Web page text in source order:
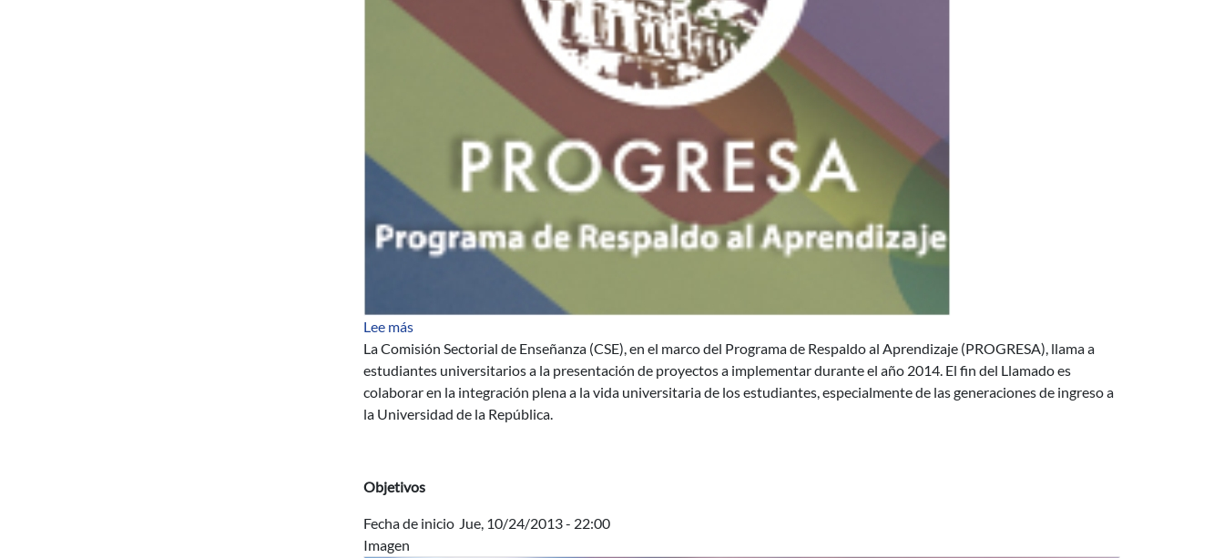
Lee mássobre Llamado a la presentación de proyectos estudiantiles para dinamizar la vida universitaria - 2014
La Comisión Sectorial de Enseñanza (CSE), en el marco del Programa de Respaldo al Aprendizaje (PROGRESA), llama a
estudiantes universitarios a la presentación de proyectos a implementar durante el año 2014. El fin del Llamado es
colaborar en la integración plena a la vida universitaria de los estudiantes, especialmente de las generaciones de ingreso a
la Universidad de la República.
Objetivos
Fecha de inicio Jue, 10/24/2013 - 22:00
Imagen